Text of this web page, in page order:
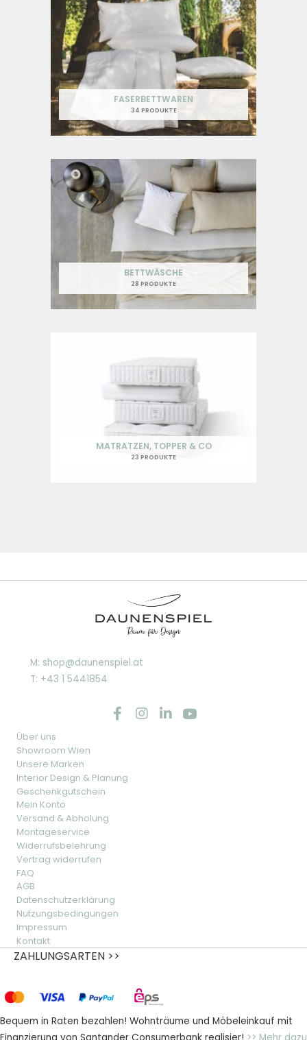
FASERBETTWAREN
34 PRODUKTE
BETTWÄSCHE
28 PRODUKTE
MATRATZEN, TOPPER & CO
23 PRODUKTE
M: shop@daunenspiel.at
T: +43 1 5441854
Über uns
Showroom Wien
Unsere Marken
Interior Design & Planung
Geschenkgutschein
Mein Konto
Versand & Abholung
Montageservice
Widerrufsbelehrung
Vertrag widerrufen
FAQ
AGB
Datenschutzerklärung
Nutzungsbedingungen
Impressum
Kontakt
ZAHLUNGSARTEN >>
Bequem in Raten bezahlen! Wohnträume und Möbeleinkauf mit